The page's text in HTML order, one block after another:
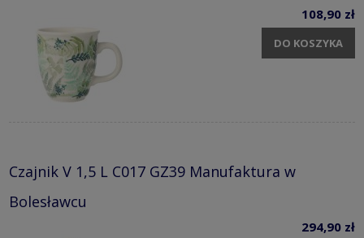
108,90 zł
DO KOSZYKA
Czajnik V 1,5 L C017 GZ39 Manufaktura w
Bolesławcu
294,90 zł